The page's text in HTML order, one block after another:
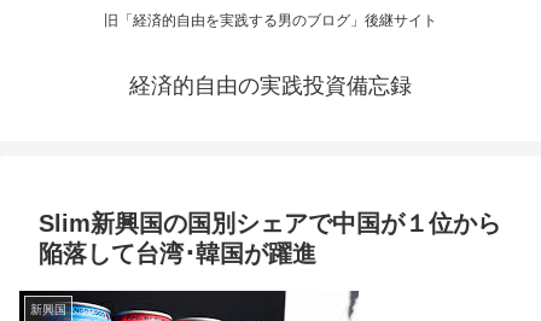
旧「経済的自由を実践する男のブログ」後継サイト
経済的自由の実践投資備忘録
Slim新興国の国別シェアで中国が１位から
陥落して台湾･韓国が躍進
新興国